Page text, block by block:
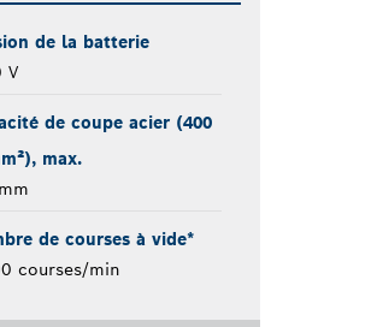
de la batterie
V
de coupe acier (400
max.
de courses à vide*
courses/min